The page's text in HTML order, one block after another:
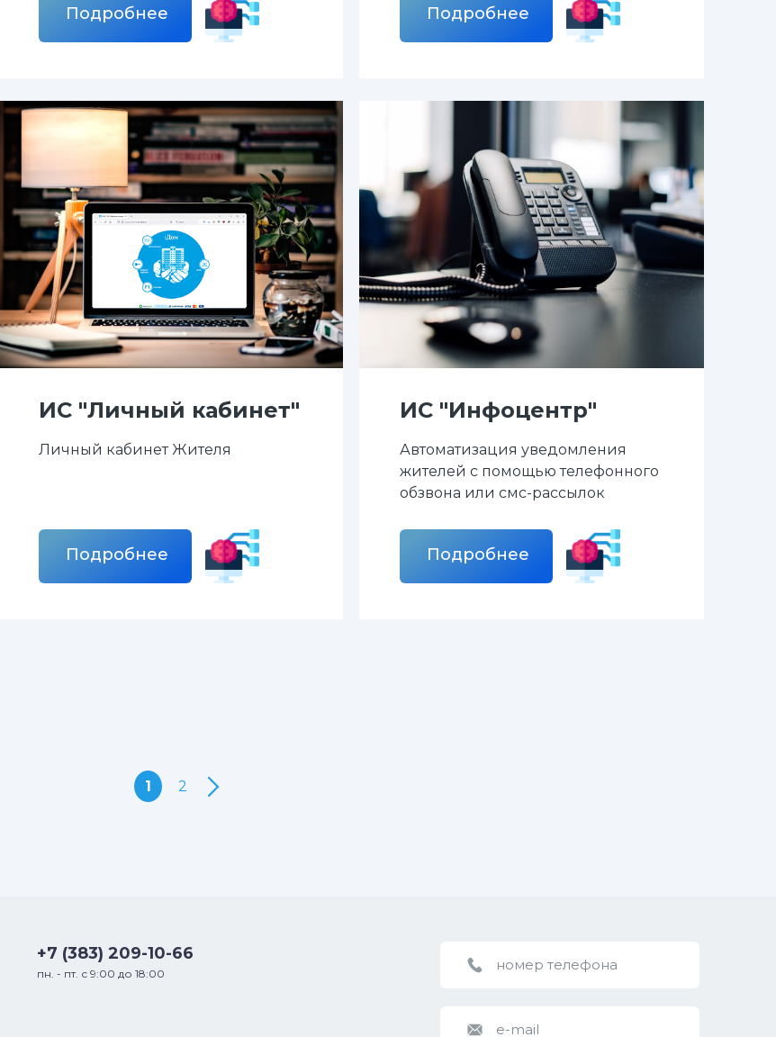
Подробнее Подробнее
ИС "Личный кабинет"
Личный кабинет Жителя
Подробнее
ИС "Инфоцентр"
Автоматизация уведомления
жителей с помощью телефонного
обзвона или смс-рассылок
Подробнее
1 2
+7 (383) 209-10-66
пн. - пт. с 9:00 до 18:00